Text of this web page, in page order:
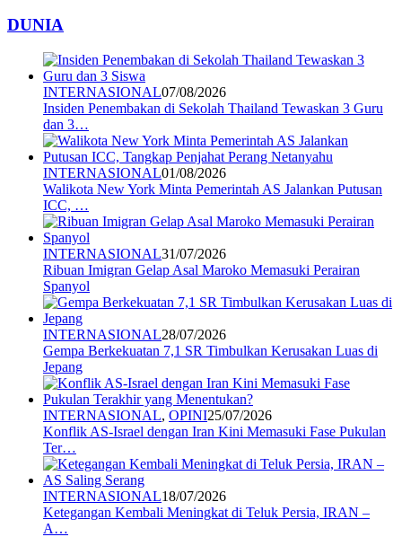
DUNIA
INTERNASIONAL07/08/2026
Insiden Penembakan di Sekolah Thailand Tewaskan 3 Guru
dan 3…
INTERNASIONAL01/08/2026
Walikota New York Minta Pemerintah AS Jalankan Putusan
ICC, …
INTERNASIONAL31/07/2026
Ribuan Imigran Gelap Asal Maroko Memasuki Perairan
Spanyol
INTERNASIONAL28/07/2026
Gempa Berkekuatan 7,1 SR Timbulkan Kerusakan Luas di
Jepang
INTERNASIONAL, OPINI25/07/2026
Konflik AS-Israel dengan Iran Kini Memasuki Fase Pukulan
Ter…
INTERNASIONAL18/07/2026
Ketegangan Kembali Meningkat di Teluk Persia, IRAN –
A…